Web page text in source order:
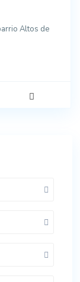
Altos de